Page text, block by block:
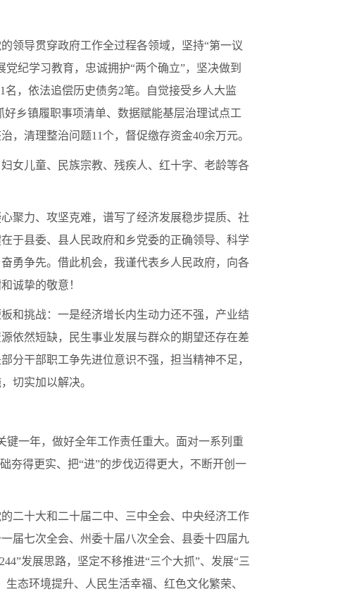
领导贯穿政府工作全过程各领域，坚持“第一议
纪学习教育，忠诚拥护“两个确立”，坚决做到
，依法追偿历史债务2笔。自觉接受乡人大监
乡镇履职事项清单、数据赋能基层治理试点工
清理整治问题11个，督促缴存资金40余万元。
女儿童、民族宗教、残疾人、红十字、老龄等各
聚力、攻坚克难，谱写了经济发展稳步提质、社
于县委、县人民政府和乡党委的正确领导、科学
勇争先。借此机会，我谨代表乡人民政府，向各
诚挚的敬意！
和挑战：一是经济增长内生动力还不强，产业结
依然短缺，民生事业发展与群众的期望还存在差
分干部职工争先进位意识不强，担当精神不足，
切实加以解决。
键一年，做好全年工作责任重大。面对一系列重
夯得更实、把“进”的步伐迈得更大，不断开创一
二十大和二十届二中、三中全会、中央经济工作
届七次全会、州委十届八次全会、县委十四届九
发展思路，坚定不移推进“三个大抓”、发展“三
态环境提升、人民生活幸福、红色文化繁荣、